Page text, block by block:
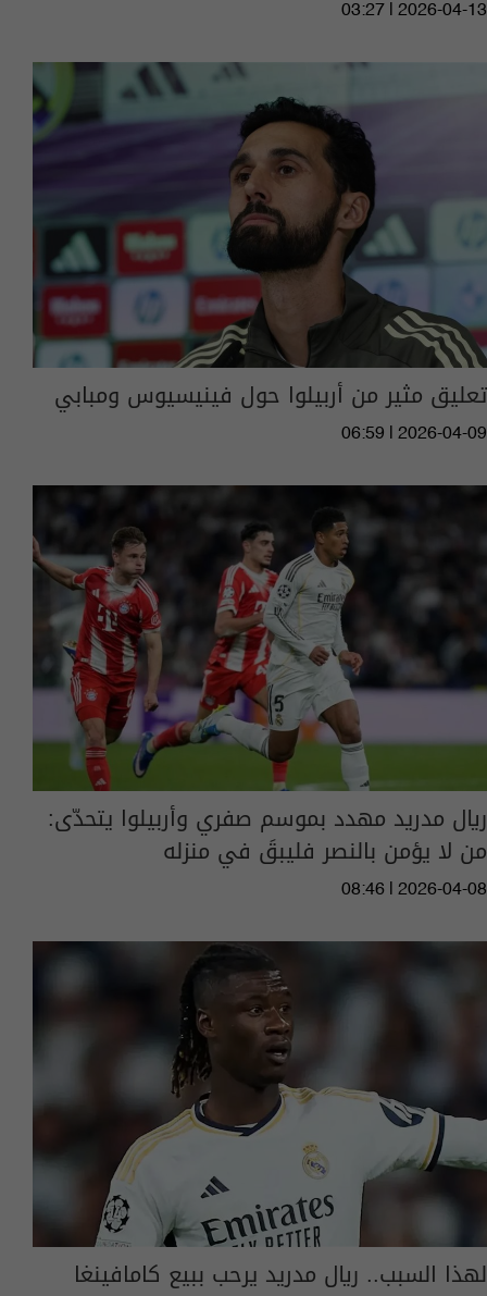
03:27 | 2026-04-13
تعليق مثير من أربيلوا حول فينيسيوس ومبابي
06:59 | 2026-04-09
ريال مدريد مهدد بموسم صفري وأربيلوا يتحدّى:
من لا يؤمن بالنصر فليبقَ في منزله
08:46 | 2026-04-08
لهذا السبب.. ريال مدريد يرحب ببيع كامافينغا